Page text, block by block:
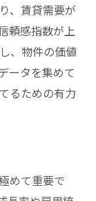
、賃貸需要が
頼感指数が上
、物件の価値
ータを集めて
るための有力
めて重要で